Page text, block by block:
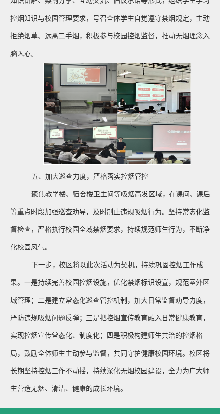
控烟知识与校园管理要求，号召全体学生自觉遵守禁烟规定，主动
拒绝烟草、远离二手烟，积极参与校园控烟监督，推动无烟理念入
脑入心。
五、加大巡查力度，严格落实控烟管控
聚焦教学楼、宿舍楼卫生间等吸烟高发区域，在课间、课后
等重点时段加强巡查劝导，及时制止违规吸烟行为。坚持常态化监
督检查，严格执行校园全域禁烟要求，持续规范师生行为，不断净
化校园风气。
下一步，校区将以此次活动为契机，持续巩固控烟工作成
果。一是持续完善校园控烟设施，优化禁烟标识设置，规范室外区
域管理；二是建立常态化巡查管控机制，加大日常监督劝导力度，
严防违规吸烟问题反弹；三是把控烟宣传教育融入日常健康教育，
实现控烟宣传常态化、制度化；四是积极构建师生共治的控烟格
局，鼓励全体师生主动参与监督，共同守护健康校园环境。校区将
长期坚持控烟工作不动摇，持续深化无烟校园建设，全力为广大师
生营造无烟、清洁、健康的成长环境。